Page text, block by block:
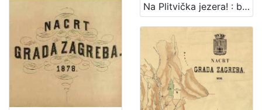
Na Plitvička jezera! : balet u 2 slike : po ideji dra. Stj. pl Miletića = Aux lacs de Plitvice! : ballet en 2 tableaux : apres une idee de M. le doct. Et. de Miletić = An die Plitvicer Seen! : Bellet in 2 Bildern : nach einer Idee des Dr. Stephan von Miletić / sastavio i uglazbio Felix Albini